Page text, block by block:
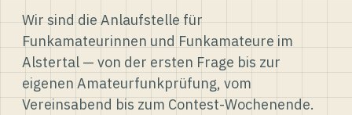
Wir sind die Anlaufstelle für
Funkamateurinnen und Funkamateure im
Alstertal — von der ersten Frage bis zur
eigenen Amateurfunkprüfung, vom
Vereinsabend bis zum Contest-Wochenende.